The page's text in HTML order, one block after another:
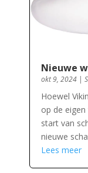
Nieuwe
okt 9, 2024|
Hoewel
op de
start van
nieuwe
Lees meer